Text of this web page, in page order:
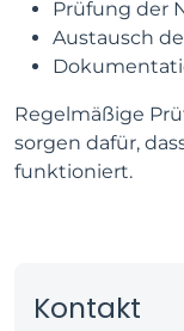
Prüfung der
Austausch
Regelmäßige
sorgen dafür,
funktioniert.
Kontakt